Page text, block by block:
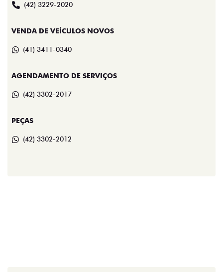
(42) 3229-2020
VENDA DE VEÍCULOS NOVOS
(41) 3411-0340
AGENDAMENTO DE SERVIÇOS
(42) 3302-2017
PEÇAS
(42) 3302-2012